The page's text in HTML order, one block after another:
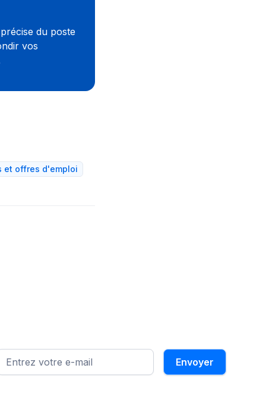
du poste
vos
et offres d'emploi